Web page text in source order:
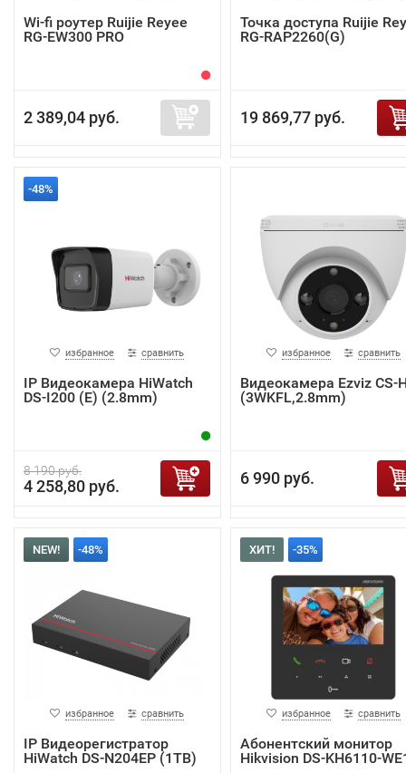
Wi-fi роутер Ruijie Reyee
RG-EW300 PRO
2 389,04 руб.
Точка доступа Ruijie
RG-RAP2260(G)
19 869,77 руб.
-48%
избранное сравнить
IP Видеокамера HiWatch
DS-I200 (E) (2.8mm)
8 190 руб.
4 258,80 руб.
избранное сравнить
Видеокамера Ezviz CS-
(3WKFL,2.8mm)
6 990 руб.
NEW! -48%
избранное сравнить
IP Видеорегистратор
HiWatch DS-N204EP (1TB)
ХИТ! -35%
избранное сравнить
Абонентский монитор
Hikvision DS-KH6110-